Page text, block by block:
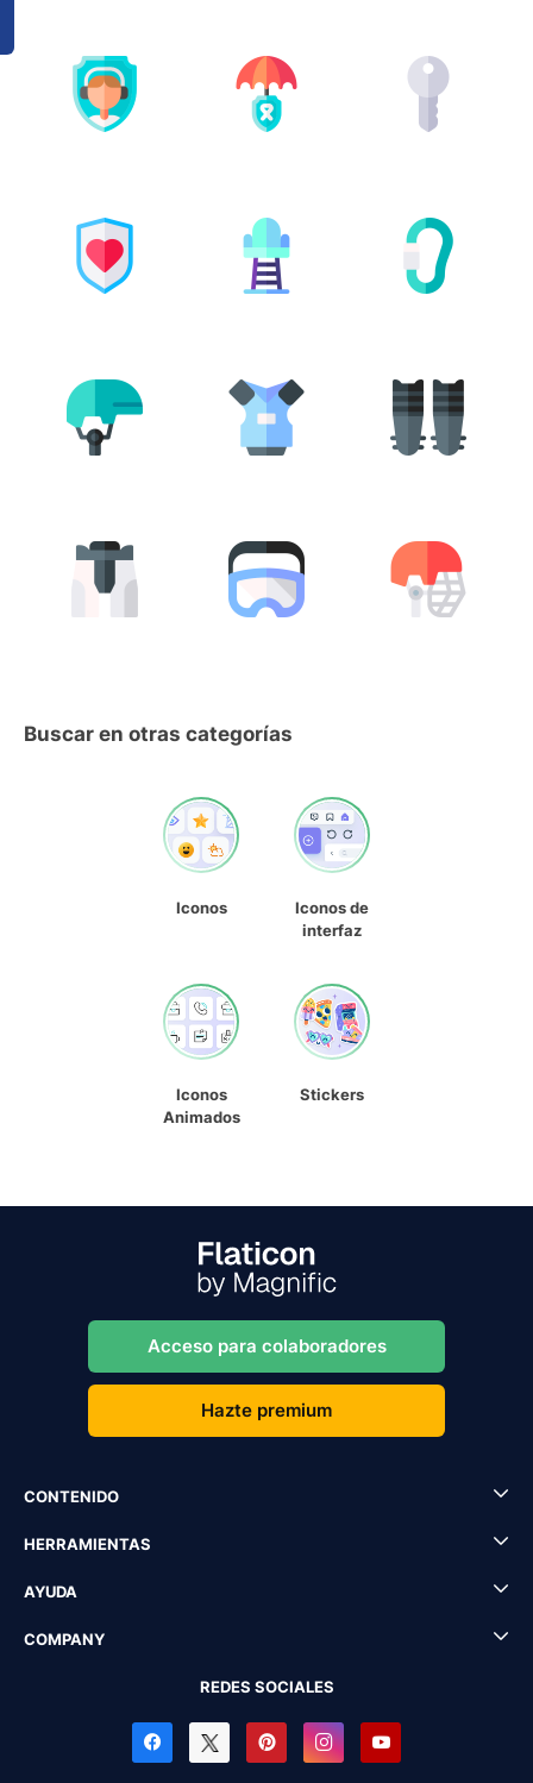
Buscar en otras categorías
Iconos
Iconos de
interfaz
Iconos
Animados
Stickers
Acceso para colaboradores
Hazte premium
CONTENIDO
HERRAMIENTAS
AYUDA
COMPANY
REDES SOCIALES